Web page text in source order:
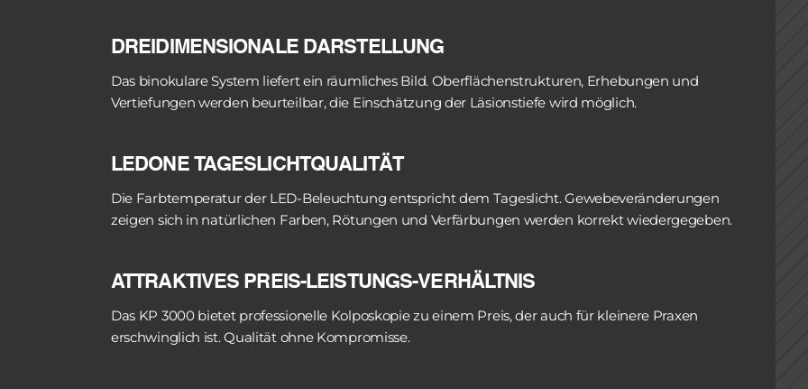
DREIDIMENSIONALE DARSTELLUNG
Das binokulare System liefert ein räumliches Bild. Oberflächenstrukturen, Erhebungen und
Vertiefungen werden beurteilbar, die Einschätzung der Läsionstiefe wird möglich.
LEDONE TAGESLICHTQUALITÄT
Die Farbtemperatur der LED-Beleuchtung entspricht dem Tageslicht. Gewebeveränderungen
zeigen sich in natürlichen Farben, Rötungen und Verfärbungen werden korrekt wiedergegeben.
ATTRAKTIVES PREIS-LEISTUNGS-VERHÄLTNIS
Das KP 3000 bietet professionelle Kolposkopie zu einem Preis, der auch für kleinere Praxen
erschwinglich ist. Qualität ohne Kompromisse.